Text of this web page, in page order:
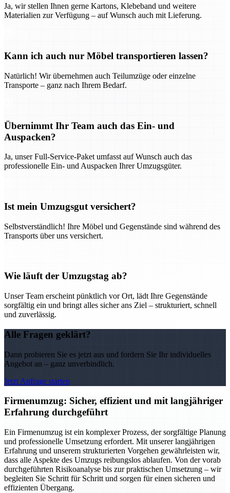
Ja, wir stellen Ihnen gerne Kartons, Klebeband und weitere
Materialien zur Verfügung – auf Wunsch auch mit Lieferung.
Kann ich auch nur Möbel transportieren lassen?
Natürlich! Wir übernehmen auch Teilumzüge oder einzelne
Transporte – ganz nach Ihrem Bedarf.
Übernimmt Ihr Team auch das Ein- und
Auspacken?
Ja, unser Full-Service-Paket umfasst auf Wunsch auch das
professionelle Ein- und Auspacken Ihrer Umzugsgüter.
Ist mein Umzugsgut versichert?
Selbstverständlich! Ihre Möbel und Gegenstände sind während des
Transports über uns versichert.
Wie läuft der Umzugstag ab?
Unser Team erscheint pünktlich vor Ort, lädt Ihre Gegenstände
sorgfältig ein und bringt alles sicher ans Ziel – strukturiert, schnell
und zuverlässig.
Alle Fragen geklärt?
Dann probieren Sie es jetzt aus und fordern Sie Ihr individuelles
Angebot an – ganz unverbindlich.
Jetzt Anfrage starten
Firmenumzug: Sicher, effizient und mit langjähriger
Erfahrung durchgeführt
Ein Firmenumzug ist ein komplexer Prozess, der sorgfältige Planung
und professionelle Umsetzung erfordert. Mit unserer langjährigen
Erfahrung und unserem strukturierten Vorgehen gewährleisten wir,
dass alle Aspekte des Umzugs reibungslos ablaufen. Von der vorab
durchgeführten Risikoanalyse bis zur praktischen Umsetzung – wir
begleiten Sie Schritt für Schritt und sorgen für einen sicheren und
effizienten Übergang.